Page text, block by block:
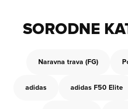
SORODNE
Naravna trava (FG)
adidas adidas F50 Elite